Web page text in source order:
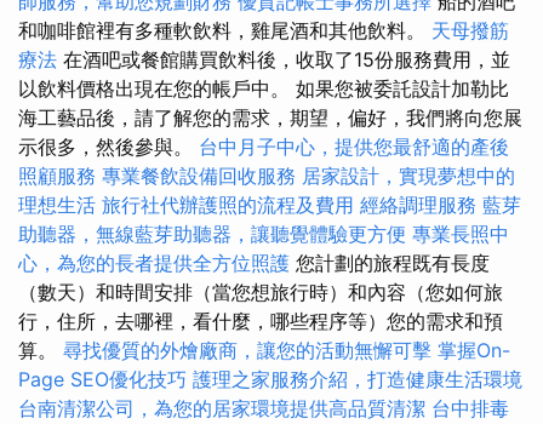
和咖啡館裡有多種軟飲料，雞尾酒和其他飲料。 天母撥筋
療法 在酒吧或餐館購買飲料後，收取了15份服務費用，並
以飲料價格出現在您的帳戶中。 如果您被委託設計加勒比
海工藝品後，請了解您的需求，期望，偏好，我們將向您展
示很多，然後參與。 台中月子中心，提供您最舒適的產後
照顧服務 專業餐飲設備回收服務 居家設計，實現夢想中的
理想生活 旅行社代辦護照的流程及費用 經絡調理服務 藍芽
助聽器，無線藍芽助聽器，讓聽覺體驗更方便 專業長照中
心，為您的長者提供全方位照護 您計劃的旅程既有長度
（數天）和時間安排（當您想旅行時）和內容（您如何旅
行，住所，去哪裡，看什麼，哪些程序等）您的需求和預
算。 尋找優質的外燴廠商，讓您的活動無懈可擊 掌握On-
Page SEO優化技巧 護理之家服務介紹，打造健康生活環境
台南清潔公司，為您的居家環境提供高品質清潔 台中排毒